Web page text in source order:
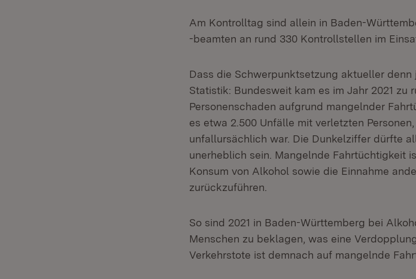
Am Kontrolltag sind allein in Baden-
-beamten an rund 330 Kontrollstellen im
Dass die Schwerpunktsetzung aktueller
Statistik: Bundesweit kam es im Jahr 2021 zu
Personenschaden aufgrund mangelnder
es etwa 2.500 Unfälle mit verletzten
unfallursächlich war. Die Dunkelziffer dürfte
unerheblich sein. Mangelnde Fahrtüchtigkeit
Konsum von Alkohol sowie die Einnahme
zurückzuführen.
So sind 2021 in Baden-Württemberg bei
Menschen zu beklagen, was eine
Verkehrstote ist demnach auf mangelnde